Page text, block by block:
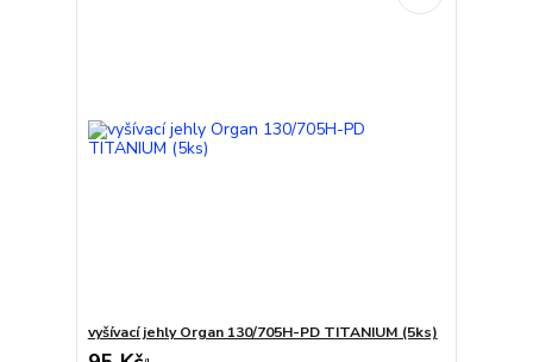
vyšívací jehly Organ 130/705H-PD TITANIUM (5ks)